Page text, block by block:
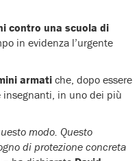
contro una scuola di
in evidenza l’urgente
armati che, dopo essere
in uno dei più
modo. Questo
di protezione concreta